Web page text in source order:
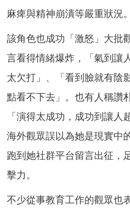
麻痺與精神崩潰等嚴重狀況。
該角色也成功「激怒」大批
言看得情緒爆炸，「氣到讓
太欠打」、「看到臉就有陰
點看不下去」。也有人稱讚
「演得太成功，成功到讓人
海外觀眾誤以為她是現實中
跑到她社群平台留言出征，
擊力。
不少從事教育工作的觀眾也